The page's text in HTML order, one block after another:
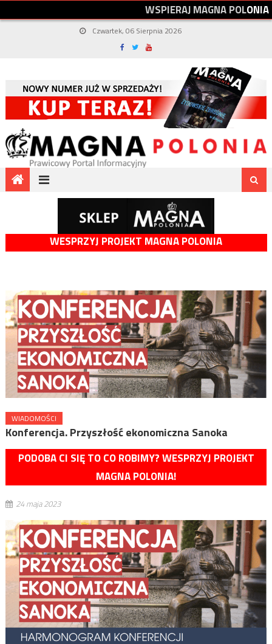
WSPIERAJMAGNAPOLONIA
Czwartek, 06 Sierpnia 2026
WESPRZYJ PROJEKT MAGNA POLONIA
WIADOMOŚCI
Konferencja. Przyszłość ekonomiczna Sanoka
PODOBA CI SIĘ TO CO ROBIMY? WESPRZYJ PROJEKT
MAGNA POLONIA!
24 maja 2023